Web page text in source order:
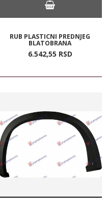
RUB PLASTICNI PREDNJEG
BLATOBRANA
6.542,55 RSD